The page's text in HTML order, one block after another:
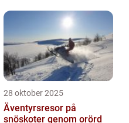
28 oktober 2025
Äventyrsresor på
snöskoter genom orörd